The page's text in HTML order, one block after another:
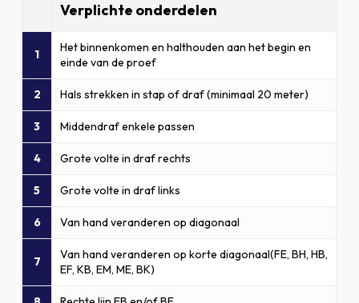
Verplichte onderdelen
1
Het binnenkomen en halthouden aan het begin en
einde van de proef
2 Hals strekken in stap of draf (minimaal 20 meter)
3 Middendraf enkele passen
4 Grote volte in draf rechts
5 Grote volte in draf links
6 Van hand veranderen op diagonaal
7
Van hand veranderen op korte diagonaal(FE, BH, HB,
EF, KB, EM, ME, BK)